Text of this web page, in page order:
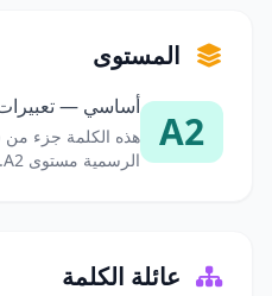
المستوى
A2
أساسي — تعبيرات
هذه الكلمة جزء من
الرسمية مستوى A2.
عائلة الكلمة